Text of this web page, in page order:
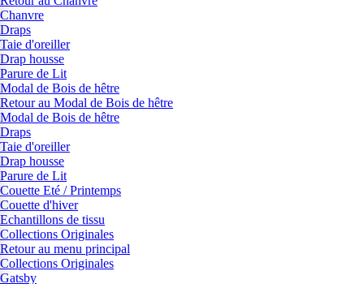
Chanvre
Draps
Taie d'oreiller
Drap housse
Parure de Lit
Modal de Bois de hêtre
Retour au Modal de Bois de hêtre
Modal de Bois de hêtre
Draps
Taie d'oreiller
Drap housse
Parure de Lit
Couette Eté / Printemps
Couette d'hiver
Echantillons de tissu
Collections Originales
Retour au menu principal
Collections Originales
Gatsby